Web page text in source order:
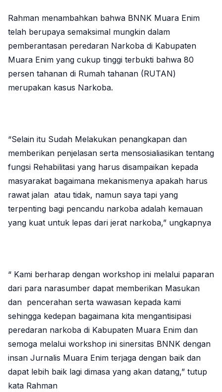
Rahman menambahkan bahwa BNNK Muara Enim
telah berupaya semaksimal mungkin dalam
pemberantasan peredaran Narkoba di Kabupaten
Muara Enim yang cukup tinggi terbukti bahwa 80
persen tahanan di Rumah tahanan (RUTAN)
merupakan kasus Narkoba.
“Selain itu Sudah Melakukan penangkapan dan
memberikan penjelasan serta mensosialiasikan tentang
fungsi Rehabilitasi yang harus disampaikan kepada
masyarakat bagaimana mekanismenya apakah harus
rawat jalan atau tidak, namun saya tapi yang
terpenting bagi pencandu narkoba adalah kemauan
yang kuat untuk lepas dari jerat narkoba,” ungkapnya
“ Kami berharap dengan workshop ini melalui paparan
dari para narasumber dapat memberikan Masukan
dan pencerahan serta wawasan kepada kami
sehingga kedepan bagaimana kita mengantisipasi
peredaran narkoba di Kabupaten Muara Enim dan
semoga melalui workshop ini sinersitas BNNK dengan
insan Jurnalis Muara Enim terjaga dengan baik dan
dapat lebih baik lagi dimasa yang akan datang,” tutup
kata Rahman